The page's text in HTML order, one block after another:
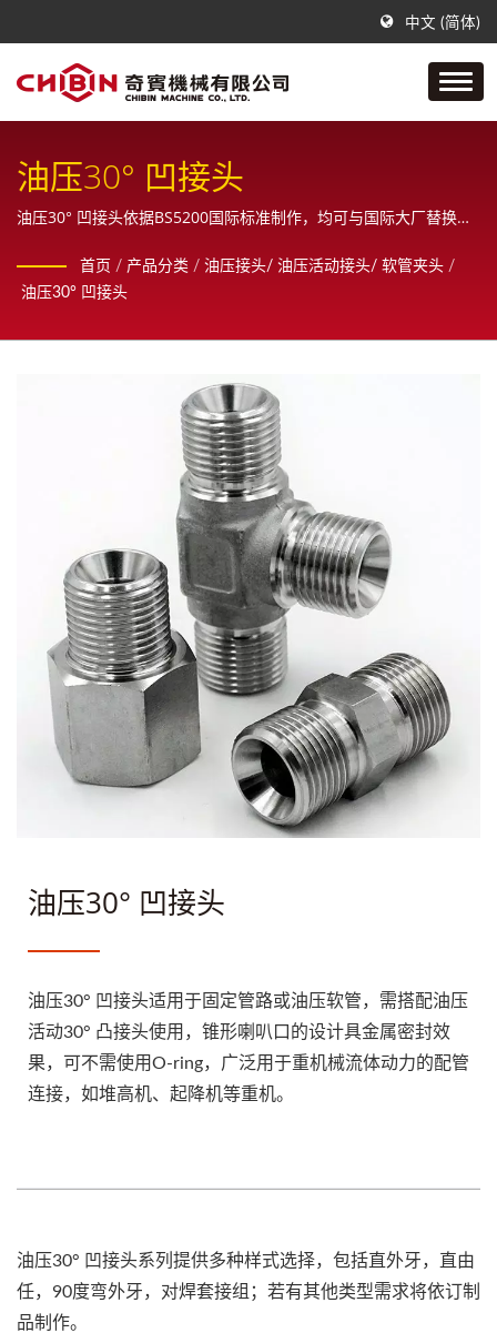
中文 (简体)
油压30° 凹接头
油压30° 凹接头依据BS5200国际标准制作，均可与国际大厂替换使
品、设计、绘图原直到最终成品之一系列生产制造，且为客户提供
全方位的销售服务。
首页 / 产品分类 / 油压接头/ 油压活动接头/ 软管夹头 /
油压30° 凹接头
油压30° 凹接头
油压30° 凹接头适用于固定管路或油压软管，需搭配油压
活动30° 凸接头使用，锥形喇叭口的设计具金属密封效
果，可不需使用O-ring，广泛用于重机械流体动力的配管
连接，如堆高机、起降机等重机。
油压30° 凹接头系列提供多种样式选择，包括直外牙，直由
任，90度弯外牙，对焊套接组；若有其他类型需求将依订制
品制作。